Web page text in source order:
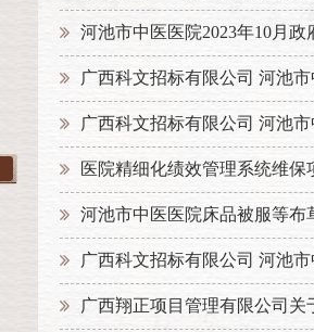
河池市中医医院2023年10月政
广西科文招标有限公司 河池
广西科文招标有限公司 河池
医院精细化绩效管理系统维
河池市中医医院床品被服等布
广西科文招标有限公司 河池
广西翔正项目管理有限公司